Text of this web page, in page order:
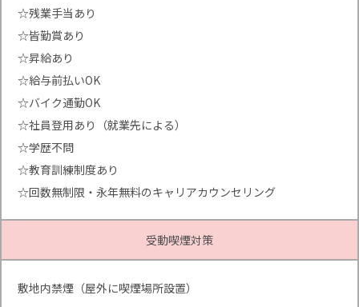
☆残業手当あり
☆皆勤賞あり
☆昇給あり
☆給与前払いOK
☆バイク通勤OK
☆社員登用あり（就業先による）
☆学歴不問
☆教育訓練制度あり
☆回数無制限・永年無料のキャリアカウンセリング
受動喫煙対策
敷地内禁煙（屋外に喫煙場所設置）